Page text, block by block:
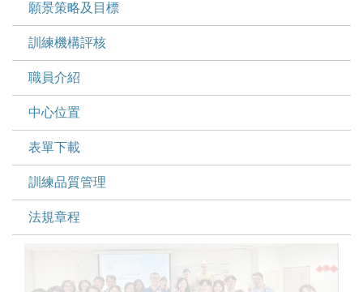
願景策略及目標
訓練機構評核
職員介紹
中心位置
表單下載
訓練品質管理
法規章程